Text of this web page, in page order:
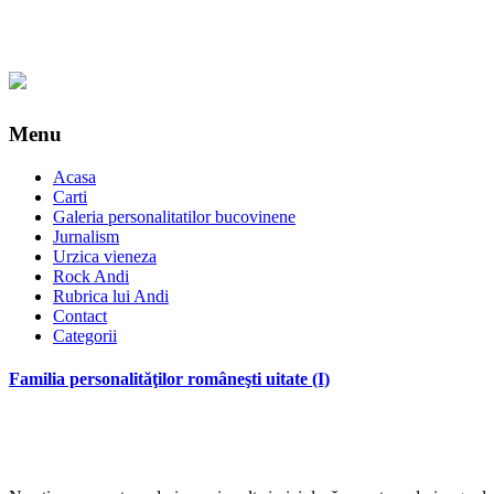
Menu
Acasa
Carti
Galeria personalitatilor bucovinene
Jurnalism
Urzica vieneza
Rock Andi
Rubrica lui Andi
Contact
Categorii
Familia personalităţilor româneşti uitate (I)